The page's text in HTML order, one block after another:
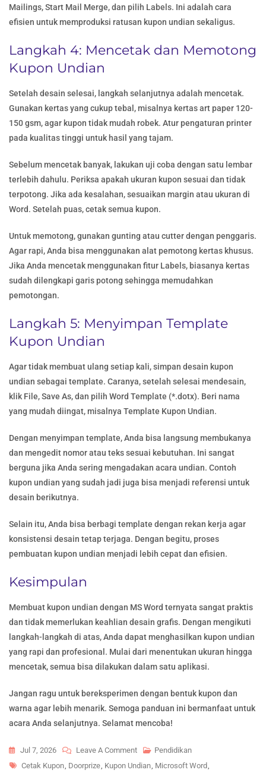
Mailings, Start Mail Merge, dan pilih Labels. Ini adalah cara
efisien untuk memproduksi ratusan kupon undian sekaligus.
Langkah 4: Mencetak dan Memotong
Kupon Undian
Setelah desain selesai, langkah selanjutnya adalah mencetak.
Gunakan kertas yang cukup tebal, misalnya kertas art paper 120-
150 gsm, agar kupon tidak mudah robek. Atur pengaturan printer
pada kualitas tinggi untuk hasil yang tajam.
Sebelum mencetak banyak, lakukan uji coba dengan satu lembar
terlebih dahulu. Periksa apakah ukuran kupon sesuai dan tidak
terpotong. Jika ada kesalahan, sesuaikan margin atau ukuran di
Word. Setelah puas, cetak semua kupon.
Untuk memotong, gunakan gunting atau cutter dengan penggaris.
Agar rapi, Anda bisa menggunakan alat pemotong kertas khusus.
Jika Anda mencetak menggunakan fitur Labels, biasanya kertas
sudah dilengkapi garis potong sehingga memudahkan
pemotongan.
Langkah 5: Menyimpan Template
Kupon Undian
Agar tidak membuat ulang setiap kali, simpan desain kupon
undian sebagai template. Caranya, setelah selesai mendesain,
klik File, Save As, dan pilih Word Template (*.dotx). Beri nama
yang mudah diingat, misalnya Template Kupon Undian.
Dengan menyimpan template, Anda bisa langsung membukanya
dan mengedit nomor atau teks sesuai kebutuhan. Ini sangat
berguna jika Anda sering mengadakan acara undian. Contoh
kupon undian yang sudah jadi juga bisa menjadi referensi untuk
desain berikutnya.
Selain itu, Anda bisa berbagi template dengan rekan kerja agar
konsistensi desain tetap terjaga. Dengan begitu, proses
pembuatan kupon undian menjadi lebih cepat dan efisien.
Kesimpulan
Membuat kupon undian dengan MS Word ternyata sangat praktis
dan tidak memerlukan keahlian desain grafis. Dengan mengikuti
langkah-langkah di atas, Anda dapat menghasilkan kupon undian
yang rapi dan profesional. Mulai dari menentukan ukuran hingga
mencetak, semua bisa dilakukan dalam satu aplikasi.
Jangan ragu untuk bereksperimen dengan bentuk kupon dan
warna agar lebih menarik. Semoga panduan ini bermanfaat untuk
acara Anda selanjutnya. Selamat mencoba!
Jul 7, 2026 Leave A CommentOn
5
Pendidikan
Tags
Cetak Kupon, Doorprize, Kupon Undian, Microsoft Word,